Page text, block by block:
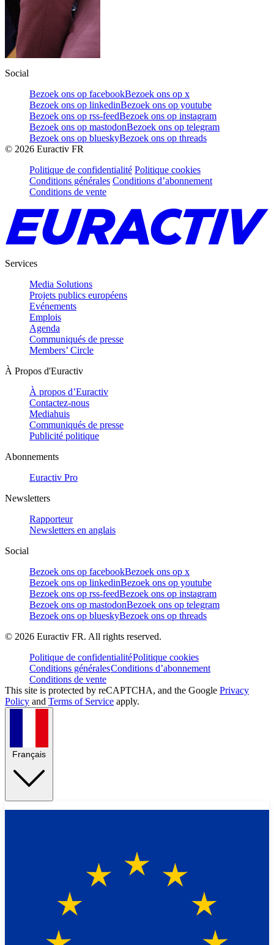
Social
Bezoek ons op facebookBezoek ons op x
Bezoek ons op linkedinBezoek ons op youtube
Bezoek ons op rss-feedBezoek ons op instagram
Bezoek ons op mastodonBezoek ons op telegram
Bezoek ons op blueskyBezoek ons op threads
© 2026 Euractiv FR
Politique de confidentialité Politique cookies
Conditions générales Conditions d’abonnement
Conditions de vente
Services
Media Solutions
Projets publics européens
Evénements
Emplois
Agenda
Communiqués de presse
Members’ Circle
À Propos d'Euractiv
À propos d’Euractiv
Contactez-nous
Mediahuis
Communiqués de presse
Publicité politique
Abonnements
Euractiv Pro
Newsletters
Rapporteur
Newsletters en anglais
Social
Bezoek ons op facebookBezoek ons op x
Bezoek ons op linkedinBezoek ons op youtube
Bezoek ons op rss-feedBezoek ons op instagram
Bezoek ons op mastodonBezoek ons op telegram
Bezoek ons op blueskyBezoek ons op threads
© 2026 Euractiv FR. All rights reserved.
Politique de confidentialitéPolitique cookies
Conditions généralesConditions d’abonnement
Conditions de vente
This site is protected by reCAPTCHA, and the Google Privacy
Policy and Terms of Service apply.
Français